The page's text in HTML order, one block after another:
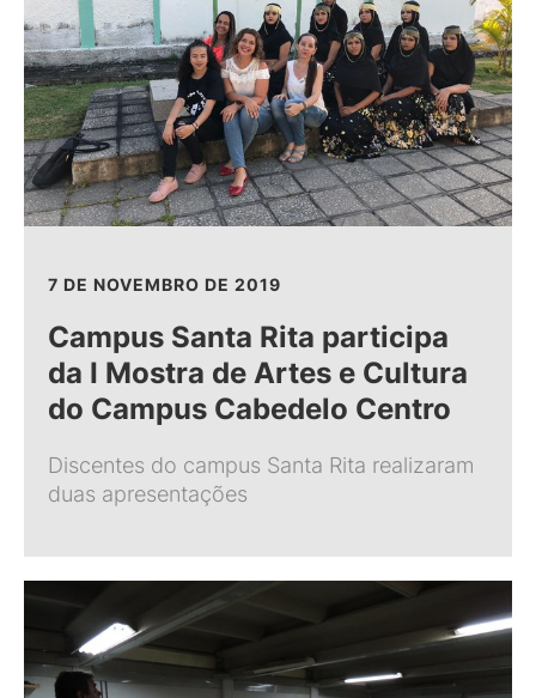
7 DE NOVEMBRO DE 2019
Campus Santa Rita participa
da I Mostra de Artes e Cultura
do Campus Cabedelo Centro
Discentes do campus Santa Rita realizaram
duas apresentações